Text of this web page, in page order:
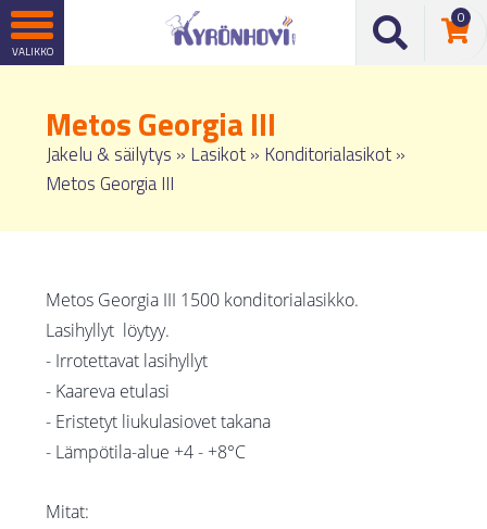
0
Metos Georgia III
Jakelu & säilytys » Lasikot» Konditorialasikot»
Metos Georgia III
Metos Georgia III 1500 konditorialasikko.
Lasihyllyt löytyy.
- Irrotettavat lasihyllyt
- Kaareva etulasi
- Eristetyt liukulasiovet takana
- Lämpötila-alue +4 - +8°C
Mitat: